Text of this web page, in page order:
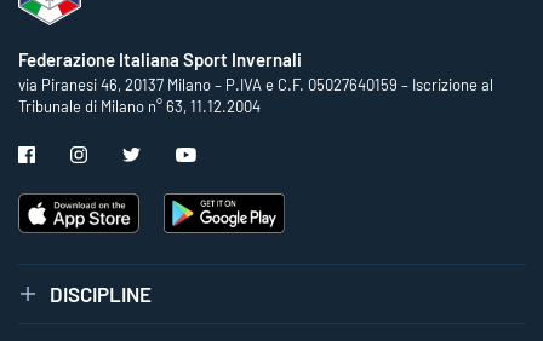
Federazione Italiana Sport Invernali
via Piranesi 46, 20137 Milano – P.IVA e C.F. 05027640159 – Iscrizione al
Tribunale di Milano n° 63, 11.12.2004
DISCIPLINE